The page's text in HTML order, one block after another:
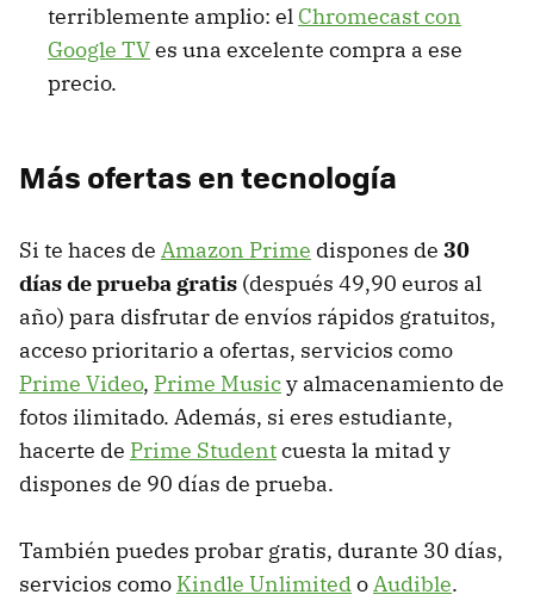
terriblemente amplio: el Chromecast con
Google TVes una excelente compra a ese
precio.
Más ofertas en tecnología
Si te haces de Amazon Prime dispones de 30
días de prueba gratis (después 49,90 euros al
año) para disfrutar de envíos rápidos gratuitos,
acceso prioritario a ofertas, servicios como
Prime Video, Prime Musicy almacenamiento de
fotos ilimitado. Además, si eres estudiante,
hacerte de Prime Studentcuesta la mitad y
dispones de 90 días de prueba.
También puedes probar gratis, durante 30 días,
servicios como Kindle UnlimitedoAudible.